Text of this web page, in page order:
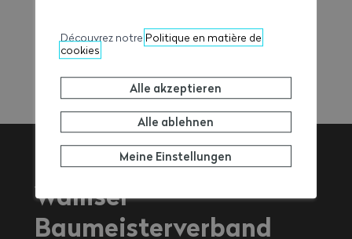
Die Ingenieure von Morgen sensibilisieren
Einsparungen durch Nachhaltigkeit
Walliser
Baumeisterverband
Découvrez notre Politique en matière de
cookies
Alle akzeptieren
Alle ablehnen
Meine Einstellungen